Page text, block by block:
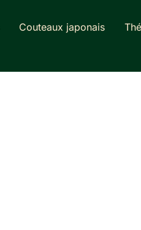
Couteaux japonais Thé